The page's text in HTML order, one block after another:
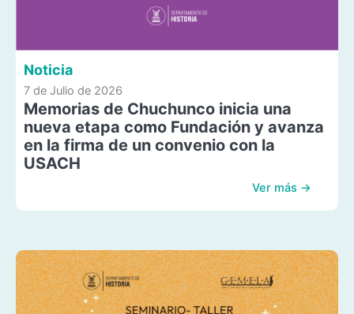
Noticia
7 de Julio de 2026
Memorias de Chuchunco inicia una
nueva etapa como Fundación y avanza
en la firma de un convenio con la
USACH
Ver más →